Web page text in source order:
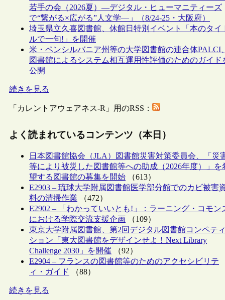
若手の会（2026夏）―デジタル・ヒューマニティーズ
で“繋がる×広がる”人文学―」（8/24-25・大阪府）
埼玉県立久喜図書館、休館日特別イベント「本のタイ
ルで一句!」を開催
米・ペンシルバニア州等の大学図書館の連合体PALCI、
図書館によるシステム相互運用性評価のためのガイド
公開
続きを見る
「カレントアウェアネス-R」用のRSS：
よく読まれているコンテンツ（本日）
日本図書館協会（JLA）図書館災害対策委員会、「災
等により被災した図書館等への助成（2026年度）」を
望する図書館の募集を開始 （613）
E2903 – 琉球大学附属図書館医学部分館でのカビ被害
料の清掃作業 （472）
E2902 – 「わかっていいとも!」：ラーニング・コモン
における学際交流支援企画 （109）
東京大学附属図書館、第2回デジタル図書館コンペティ
ション「東大図書館をデザインせよ！Next Library
Challenge 2030」を開催 （92）
E2904 – フランスの図書館等のためのアクセシビリテ
ィ・ガイド
（88）
続きを見る